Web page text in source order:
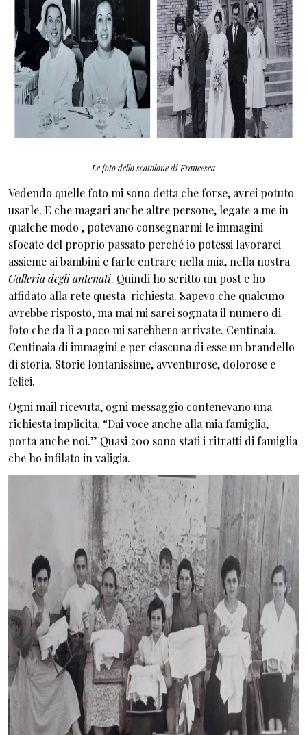
Le foto dello scatolone di Francesca
Vedendo quelle foto mi sono detta che forse, avrei potuto
usarle. E che magari anche altre persone, legate a me in
qualche modo , potevano consegnarmi le immagini
sfocate del proprio passato perché io potessi lavorarci
assieme ai bambini e farle entrare nella mia, nella nostra
Galleria degli antenati. Quindi ho scritto un post e ho
affidato alla rete questa richiesta. Sapevo che qualcuno
avrebbe risposto, ma mai mi sarei sognata il numero di
foto che da lì a poco mi sarebbero arrivate. Centinaia.
Centinaia di immagini e per ciascuna di esse un brandello
di storia. Storie lontanissime, avventurose, dolorose e
felici.
Ogni mail ricevuta, ogni messaggio contenevano una
richiesta implicita. “Dai voce anche alla mia famiglia,
porta anche noi.” Quasi 200 sono stati i ritratti di famiglia
che ho infilato in valigia.